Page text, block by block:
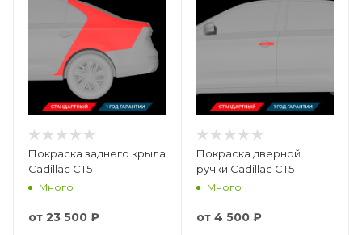
Покраска заднего крыла
Cadillac CT5
Много
от 23 500 ₽
Покраска дверной
ручки Cadillac CT5
Много
от 4 500 ₽